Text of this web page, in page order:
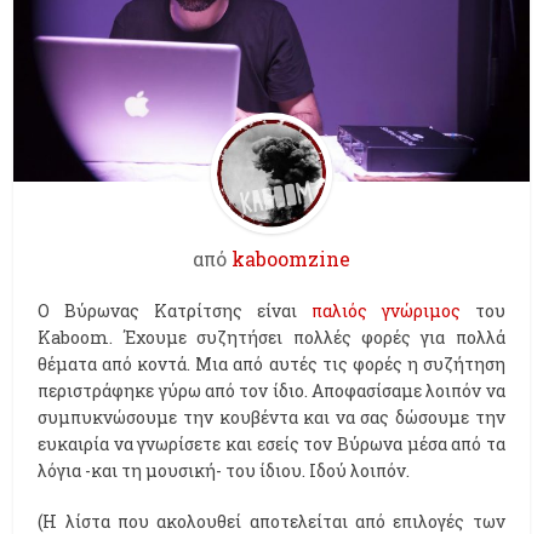
από kaboomzine
Ο Βύρωνας Κατρίτσης είναι παλιός γνώριμος του
Kaboom. Έχουμε συζητήσει πολλές φορές για πολλά
θέματα από κοντά. Μια από αυτές τις φορές η συζήτηση
περιστράφηκε γύρω από τον ίδιο. Αποφασίσαμε λοιπόν να
συμπυκνώσουμε την κουβέντα και να σας δώσουμε την
ευκαιρία να γνωρίσετε και εσείς τον Βύρωνα μέσα από τα
λόγια -και τη μουσική- του ίδιου. Ιδού λοιπόν.
(Η λίστα που ακολουθεί αποτελείται από επιλογές των